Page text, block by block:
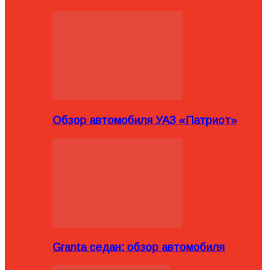
Обзор автомобиля УАЗ «Патриот»
Granta седан: обзор автомобиля